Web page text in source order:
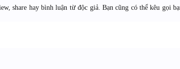
share hay bình luận từ độc giả. Bạn cũng có thể kêu gọi